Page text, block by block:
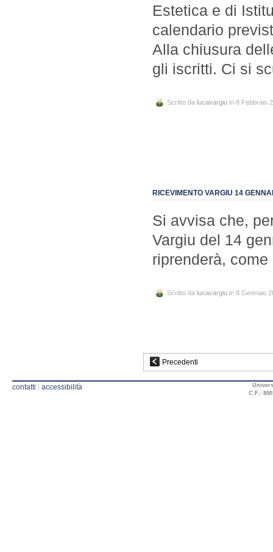
Estetica e di
calendario
Alla chiusura
gli iscritti. Ci si
Scritto da lucavargiu in 8 Febbraio
RICEVIMENTO VARGIU 14
Si avvisa che,
Vargiu del 14
riprenderà,
Scritto da lucavargiu in 8 Gennaio
Precedenti
contatti | accessibilità
C.F.: